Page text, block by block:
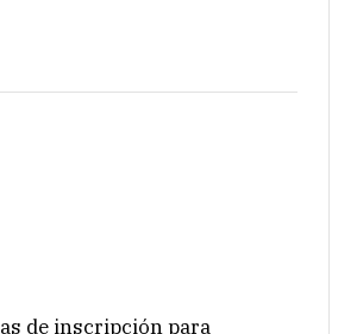
de inscripción para